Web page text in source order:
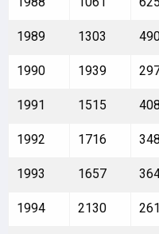
1989 1303
1990 1939
1991 1515
1992 1716
1993 1657
1994 2130